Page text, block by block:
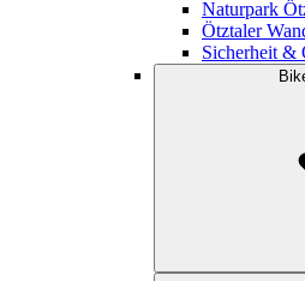
Naturpark
Ötztaler
Sicherheit &